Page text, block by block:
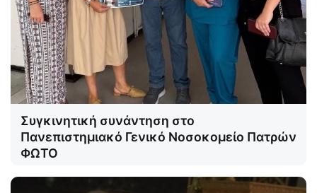
Συγκινητική συνάντηση στο
Πανεπιστημιακό Γενικό Νοσοκομείο Πατρών
ΦΩΤΟ